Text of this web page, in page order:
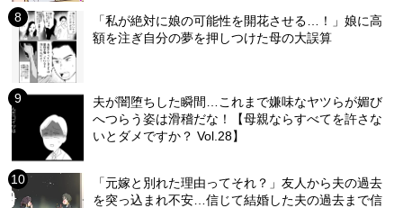
「私が絶対に娘の可能性を開花させる…！」娘に高
額を注ぎ自分の夢を押しつけた母の大誤算
夫が闇堕ちした瞬間…これまで嫌味なヤツらが媚び
へつらう姿は滑稽だな！【母親ならすべてを許さな
いとダメですか？ Vol.28】
「元嫁と別れた理由ってそれ？」友人から夫の過去
を突っ込まれ不安…信じて結婚した夫の過去まで信